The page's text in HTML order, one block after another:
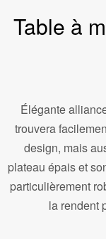
Table à
Élégante
trouvera
design, mais
plateau épais et
particulièrement
la rendent